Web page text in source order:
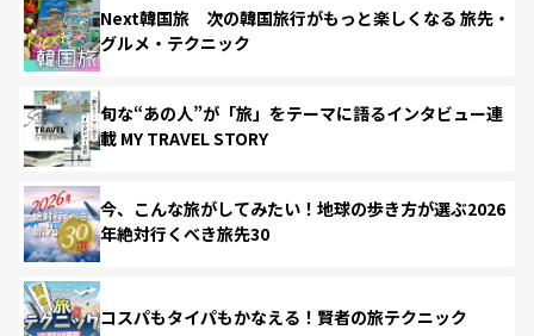
Next韓国旅 次の韓国旅行がもっと楽しくなる 旅先・
グルメ・テクニック
旬な“あの人”が「旅」をテーマに語るインタビュー連
載 MY TRAVEL STORY
今、こんな旅がしてみたい！地球の歩き方が選ぶ2026
年絶対行くべき旅先30
コスパもタイパもかなえる！賢者の旅テクニック